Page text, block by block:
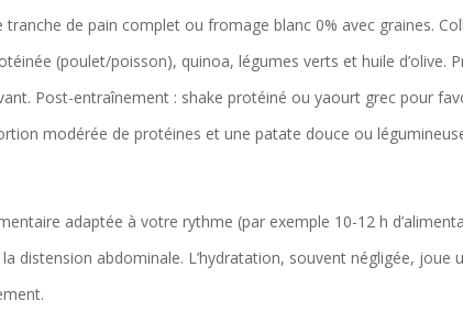
de pain complet ou fromage blanc 0% avec graines.
(poulet/poisson), quinoa, légumes verts et huile d’olive.
Post-entraînement : shake protéiné ou yaourt grec pour
modérée de protéines et une patate douce ou
adaptée à votre rythme (par exemple 10-12 h
distension abdominale. L’hydratation, souvent négligée, joue